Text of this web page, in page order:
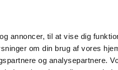
annoncer, til at vise dig
om din brug af vores
og analysepartnere.